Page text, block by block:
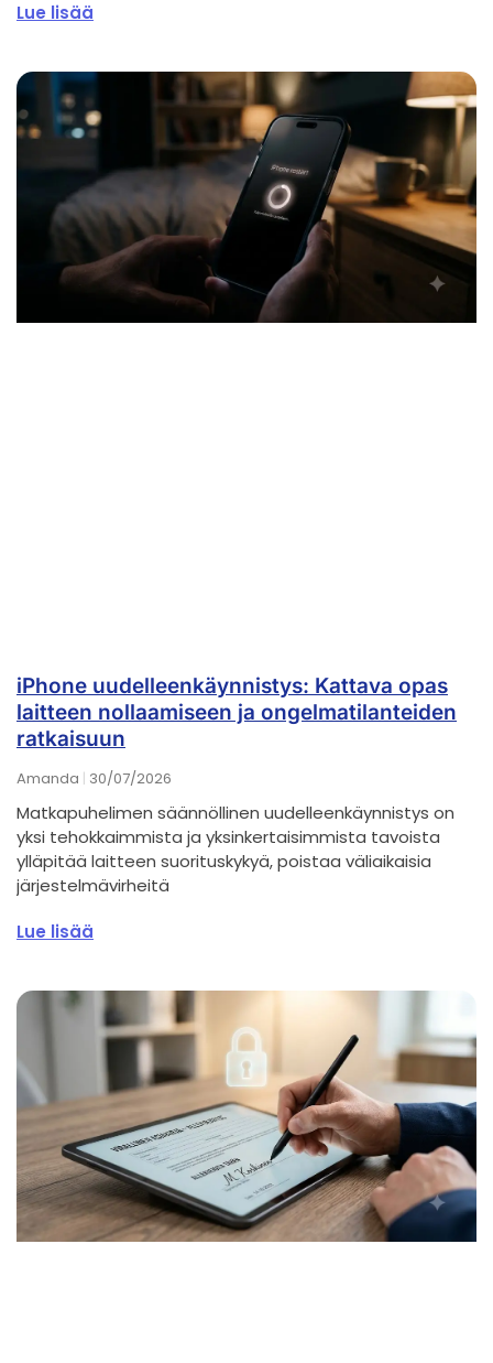
Lue lisää
iPhone uudelleenkäynnistys: Kattava opas
laitteen nollaamiseen ja ongelmatilanteiden
ratkaisuun
Amanda 30/07/2026
Matkapuhelimen säännöllinen uudelleenkäynnistys on
yksi tehokkaimmista ja yksinkertaisimmista tavoista
ylläpitää laitteen suorituskykyä, poistaa väliaikaisia
järjestelmävirheitä
Lue lisää